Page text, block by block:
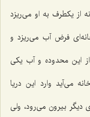
از یكطرف به او مى‌ریزد
فرض آب مى‌ریزد و
از این محدوده و آب یكى
مى‌آید وارد این دریا
بیرون مى‌رود، ولى